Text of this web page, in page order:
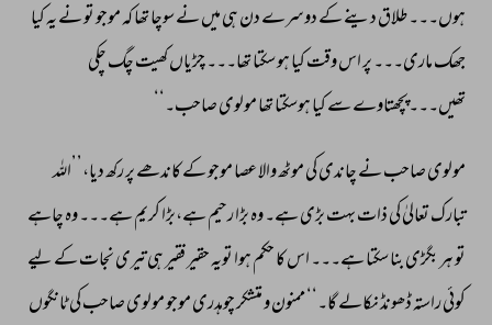
ہوں۔۔۔ طلاق دینے کے دوسرے دن ہی میں نے سوچا تھا کہ موجو تو نے یہ کیا
جھک ماری۔۔۔ پر اس وقت کیا ہو سکتا تھا۔۔۔ چڑیاں کھیت چگ چکی
تھیں۔۔۔پچھتاوے سے کیا ہوسکتا تھا مولوی صاحب۔‘‘
مولوی صاحب نے چاندی کی موٹھ والا عصا موجو کے کاندھے پر رکھ دیا،’’اللہ
تبارک تعالیٰ کی ذات بہت بڑی ہے۔ وہ بڑا رحیم ہے،بڑا کریم ہے۔۔۔ وہ چاہے
تو ہر بگڑی بنا سکتا ہے۔۔۔ اس کا حکم ہوا تویہ حقیر فقیر ہی تیری نجات کے لیے
کوئی راستہ ڈھونڈ نکالے گا۔‘‘ ممنون و متشکر چوہدری موجو مولوی صاحب کی ٹانگوں